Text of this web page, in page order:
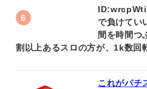
で負けてい
間を時間つ
割以上あるスロの方が、1k数回
これがパチ